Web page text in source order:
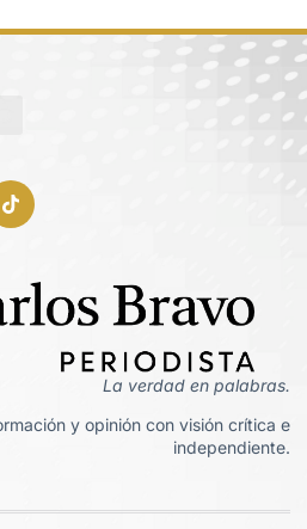
La verdad en palabras.
y opinión con visión crítica e
independiente.